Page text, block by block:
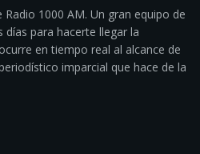
1000 AM. Un gran equipo de
para hacerte llegar la
en tiempo real al alcance de
imparcial que hace de la